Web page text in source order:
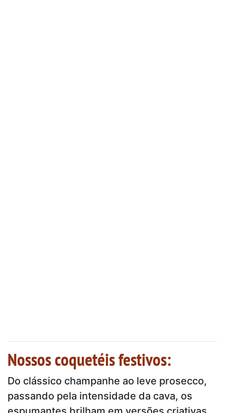
Nossos coquetéis festivos:
Do clássico champanhe ao leve prosecco,
passando pela intensidade da cava, os